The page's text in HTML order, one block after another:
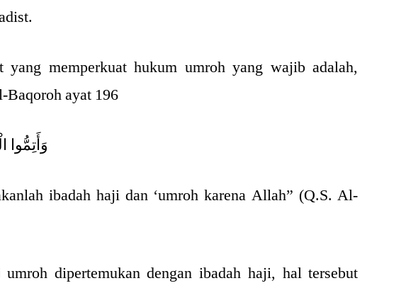
yang memperkuat hukum umroh yang wajib adalah,
Baqoroh ayat 196
وَأَتِمُّوا
ibadah haji dan ‘umroh karena Allah” (Q.S. Al-
dipertemukan dengan ibadah haji, hal tersebut